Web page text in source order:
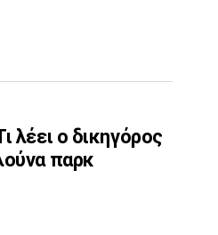
λέει ο δικηγόρος
παρκ